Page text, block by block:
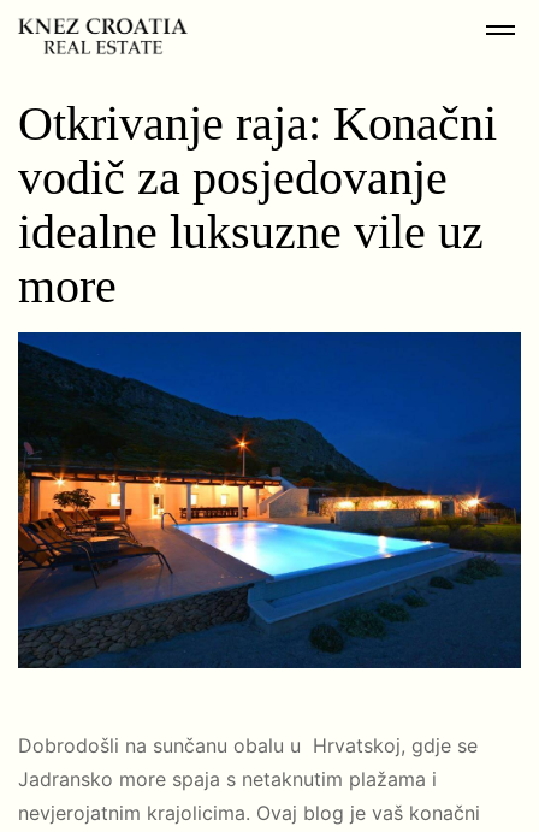
Otkrivanje raja: Konačni
vodič za posjedovanje
idealne luksuzne vile uz
more
Dobrodošli na sunčanu obalu u Hrvatskoj, gdje se
Jadransko more spaja s netaknutim plažama i
nevjerojatnim krajolicima. Ovaj blog je vaš konačni